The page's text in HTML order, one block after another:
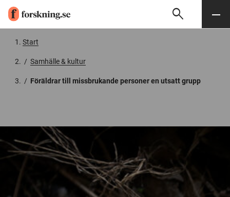
Söksearch Meny
Start
/ Samhälle & kultur
/ Föräldrar till missbrukande personer en utsatt grupp